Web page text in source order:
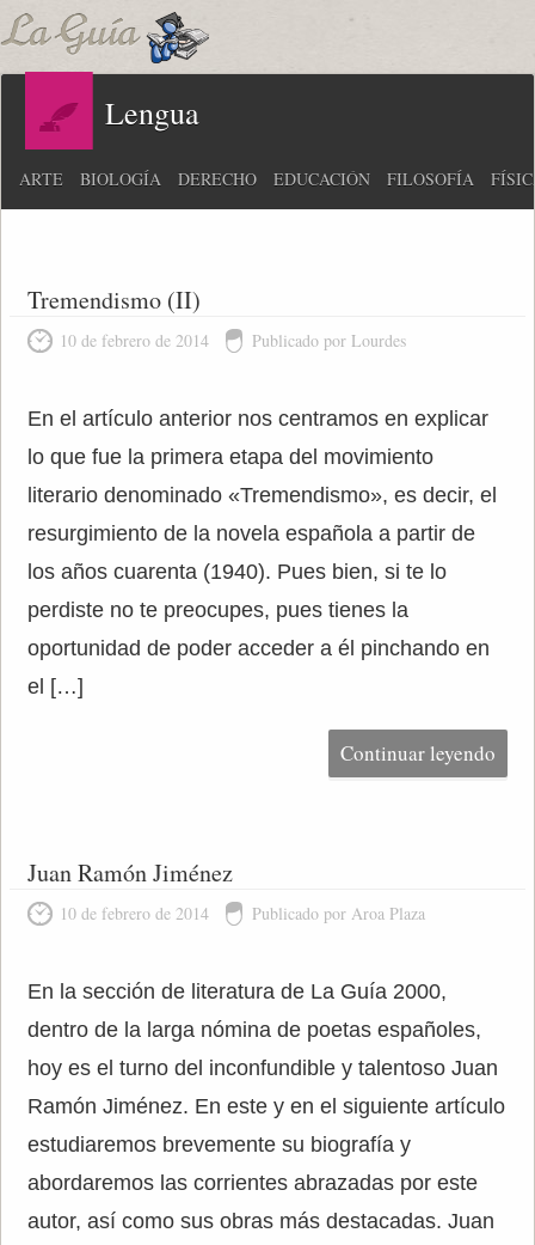
Lengua
ARTE BIOLOGÍA DERECHO EDUCACIÓN FILOSOFÍA
Tremendismo (II)
10 de febrero de 2014 Publicado por Lourdes
En el artículo anterior nos centramos en explicar
lo que fue la primera etapa del movimiento
literario denominado «Tremendismo», es decir, el
resurgimiento de la novela española a partir de
los años cuarenta (1940). Pues bien, si te lo
perdiste no te preocupes, pues tienes la
oportunidad de poder acceder a él pinchando en
el […]
Continuar leyendo
Juan Ramón Jiménez
10 de febrero de 2014 Publicado por Aroa Plaza
En la sección de literatura de La Guía 2000,
dentro de la larga nómina de poetas españoles,
hoy es el turno del inconfundible y talentoso Juan
Ramón Jiménez. En este y en el siguiente artículo
estudiaremos brevemente su biografía y
abordaremos las corrientes abrazadas por este
autor, así como sus obras más destacadas. Juan